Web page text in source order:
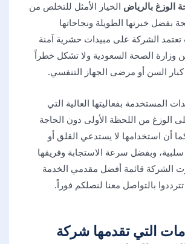
الوزغ بالرياض الخيار الأمثل للتخلص من
بفضل خبرتها الطويلة ونجاحاتها
تعتمد الشركة على مبيدات حشرية آمنة
وزارة الصحة السعودية ولا تشكل خطراً
السن أو مرضى الجهاز التنفسي.
المستخدمة بفعاليتها العالية التي
الوزغ من اللحظة الأولى دون الحاجة
كما أن استخدامها لا يستدعي القلق أو
سلبية، وبفضل سرعة الاستجابة وفريقها
الشركة قائمة أفضل مقدمي الخدمة
تترددوا بالتواصل معنا لنصلكم فوراً.
التي تقدمها شركة